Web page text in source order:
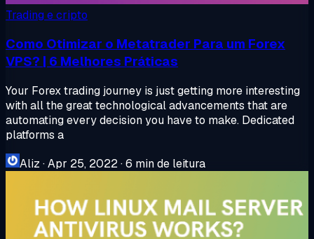
Trading e cripto
Como Otimizar o Metatrader Para um Forex
VPS? | 6 Melhores Práticas
Your Forex trading journey is just getting more interesting
with all the great technological advancements that are
automating every decision you have to make. Dedicated
platforms a
Aliz ·Apr 25, 2022·6 min de leitura